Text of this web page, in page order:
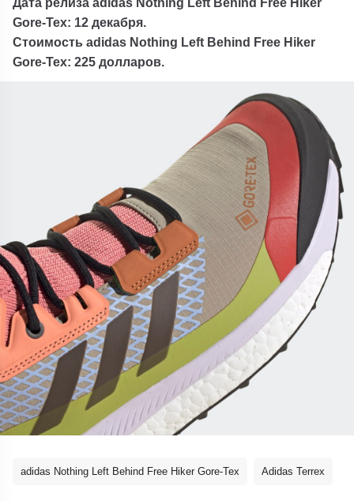
Gore-Tex: 12 декабря.
Стоимость adidas Nothing Left Behind Free Hiker
Gore-Tex: 225 долларов.
adidas Nothing Left Behind Free Hiker Gore-Tex Adidas Terrex